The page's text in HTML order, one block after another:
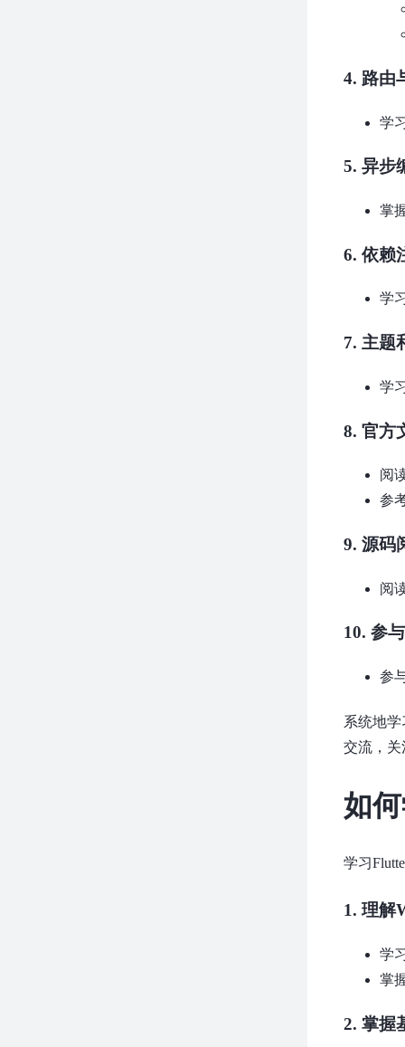
4. 路由
学
5. 异步
掌
6. 依赖
学
7. 主题
学
8. 官方
阅
参
9. 源码
阅
10. 参
参
系统地
交流，关
如
学习
1. 理解
学
掌
2. 掌握